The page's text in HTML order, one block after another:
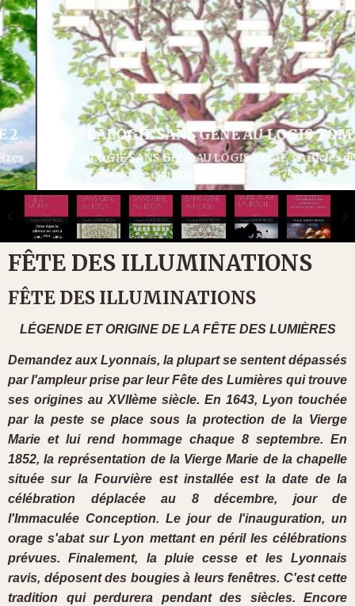
AU LOGIS TOME 3
LOGIS TOME 3 Articles divers
979-8-37932-286-1
UN DERNIER
UN DERNIER VERRE POUR
l'alcoolisme ISBN
FÊTE DES ILLUMINATIONS
FÊTE DES ILLUMINATIONS
LÉGENDE ET ORIGINE DE LA FÊTE DES LUMIÈRES
Demandez aux Lyonnais, la plupart se sentent dépassés
par l'ampleur prise par leur Fête des Lumières qui trouve
ses origines au XVIIème siècle. En 1643, Lyon touchée
par la peste se place sous la protection de la Vierge
Marie et lui rend hommage chaque 8 septembre. En
1852, la représentation de la Vierge Marie de la chapelle
située sur la Fourvière est installée est la date de la
célébration déplacée au 8 décembre, jour de
l'Immaculée Conception. Le jour de l'inauguration, un
orage s'abat sur Lyon mettant en péril les célébrations
prévues. Finalement, la pluie cesse et les Lyonnais
ravis, déposent des bougies à leurs fenêtres. C'est cette
tradition qui perdurera pendant des siècles. Encore